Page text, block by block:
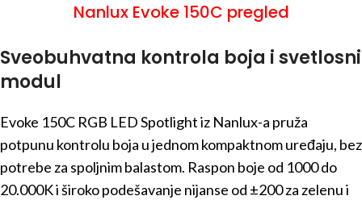
Nanlux Evoke 150C pregled
Sveobuhvatna kontrola boja i svetlosni
modul
Evoke 150C RGB LED Spotlight iz Nanlux-a pruža
potpunu kontrolu boja u jednom kompaktnom uređaju, bez
potrebe za spoljnim balastom. Raspon boje od 1000 do
20.000K i široko podešavanje nijanse od ±200 za zelenu i